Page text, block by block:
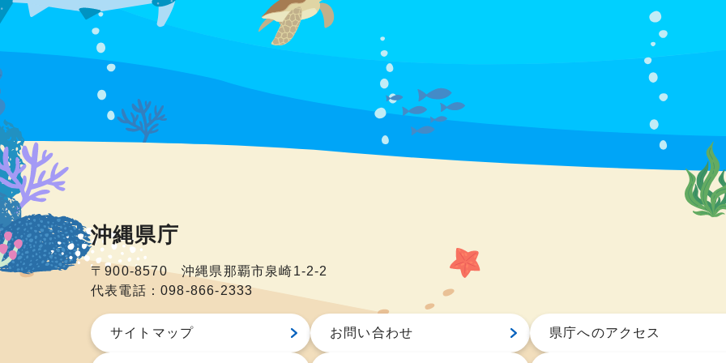
沖縄県庁
〒900-8570 沖縄県那覇市泉崎1-2-2
代表電話：098-866-2333
サイトマップ お問い合わせ 県庁へのアクセス